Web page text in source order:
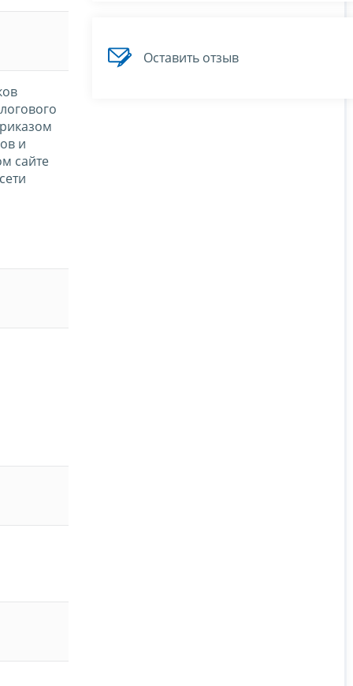
и
сайте
Оставить отзыв